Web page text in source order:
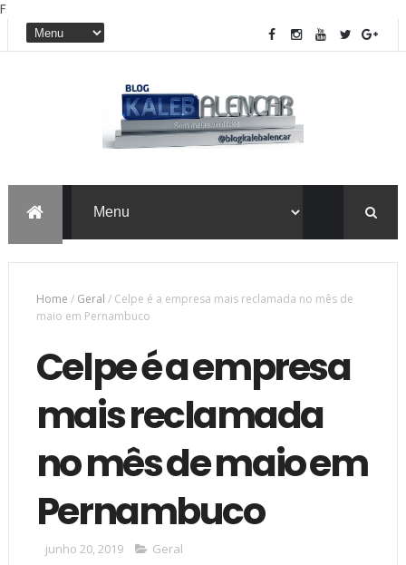
F
Home / Geral / Celpe é a empresa mais reclamada no mês de
maio em Pernambuco
Celpe é a empresa
mais reclamada
no mês de maio em
Pernambuco
junho 20, 2019 Geral